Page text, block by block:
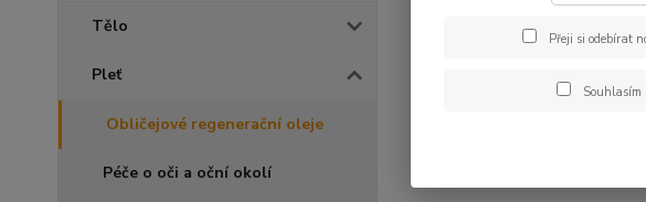
Tělo
Pleť
Obličejové regenerační oleje
Péče o oči a oční okolí
Přeji si odebírat
Souhlasím